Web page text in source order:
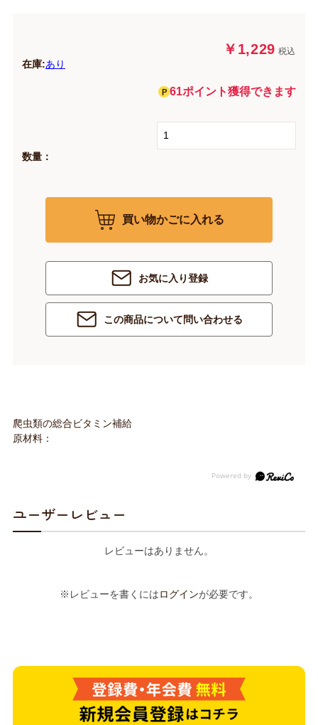
￥1,229 税込
在庫:あり
61ポイント獲得できます
数量：
買い物かごに入れる
お気に入り登録
この商品について問い合わせる
爬虫類の総合ビタミン補給
原材料：
ユーザーレビュー
レビューはありません。
※レビューを書くにはログインが必要です。